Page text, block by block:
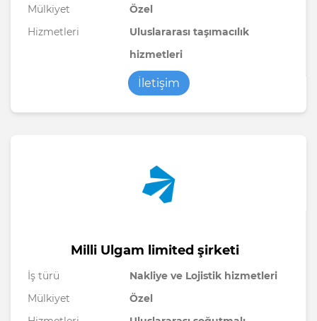
Mülkiyet
Özel
Hizmetleri
Uluslararası taşımacılık
hizmetleri
İletişim
Milli Ulgam limited şirketi
İş türü
Nakliye ve Lojistik hizmetleri
Mülkiyet
Özel